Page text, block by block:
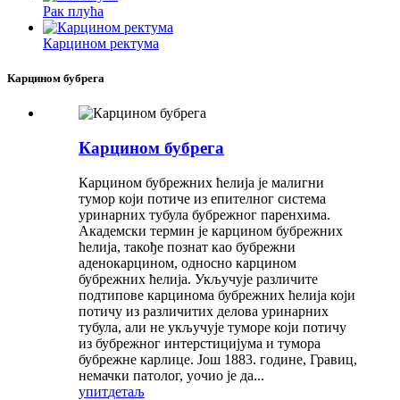
Рак плућа
Карцином ректума
Карцином бубрега
Карцином бубрега
Карцином бубрежних ћелија је малигни
тумор који потиче из епителног система
уринарних тубула бубрежног паренхима.
Академски термин је карцином бубрежних
ћелија, такође познат као бубрежни
аденокарцином, односно карцином
бубрежних ћелија. Укључује различите
подтипове карцинома бубрежних ћелија који
потичу из различитих делова уринарних
тубула, али не укључује туморе који потичу
из бубрежног интерстицијума и тумора
бубрежне карлице. Још 1883. године, Гравиц,
немачки патолог, уочио је да...
упитдетаљ